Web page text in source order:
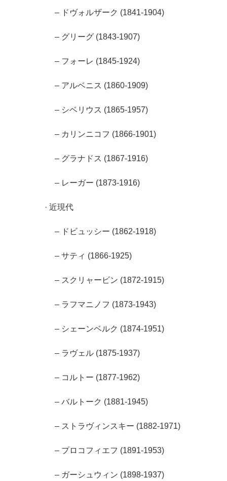
– ドヴォルザーク (1841-1904)
– グリーグ (1843-1907)
– フォーレ (1845-1924)
– アルベニス (1860-1909)
– シベリウス (1865-1957)
– カリンニコフ (1866-1901)
– グラナドス (1867-1916)
– レーガー (1873-1916)
· 近現代
– ドビュッシー (1862-1918)
– サティ (1866-1925)
– スクリャービン (1872-1915)
– ラフマニノフ (1873-1943)
– シェーンベルク (1874-1951)
– ラヴェル (1875-1937)
– コルトー (1877-1962)
– バルトーク (1881-1945)
– ストラヴィンスキー (1882-1971)
– プロコフィエフ (1891-1953)
– ガーシュウィン (1898-1937)